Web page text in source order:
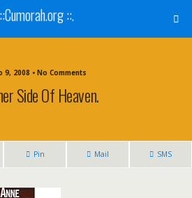
::.
9, 2008 • No Comments
Side Of Heaven.
Pin Mail SMS